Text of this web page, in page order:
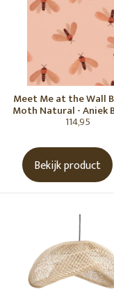
Meet Me at the Wall
Moth Natural - Aniek
114,95
Bekijk product